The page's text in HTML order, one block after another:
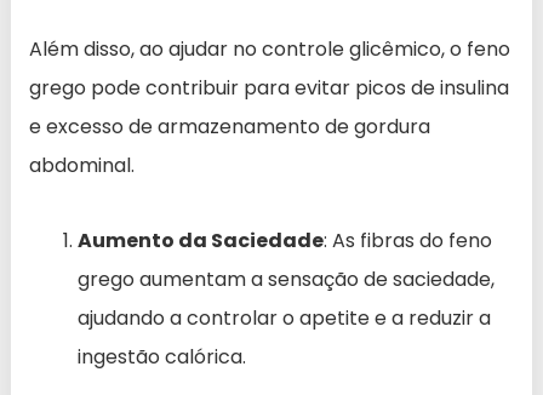
Além disso, ao ajudar no controle glicêmico, o feno
grego pode contribuir para evitar picos de insulina
e excesso de armazenamento de gordura
abdominal.
Aumento da Saciedade: As fibras do feno
grego aumentam a sensação de saciedade,
ajudando a controlar o apetite e a reduzir a
ingestão calórica.